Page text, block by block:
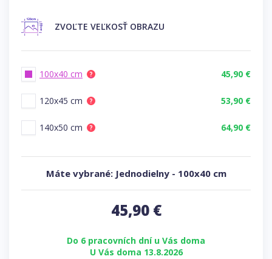
ZVOĽTE VEĽKOSŤ OBRAZU
100x40 cm ? 45,90 €
120x45 cm ? 53,90 €
140x50 cm ? 64,90 €
Máte vybrané: Jednodielny- 100x40 cm
45,90€
Do 6 pracovních dní u Vás doma
U Vás doma 13.8.2026